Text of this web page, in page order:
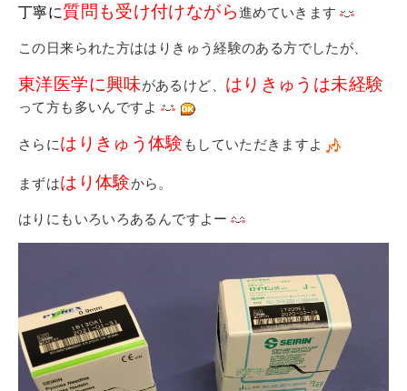
丁寧に質問も受け付けながら進めていきます
この日来られた方ははりきゅう経験のある方でしたが、
東洋医学に興味があるけど、 はりきゅうは未経験
って方も多いんですよ
さらにはりきゅう体験 もしていただきますよ
まずははり体験から。
はりにもいろいろあるんですよー